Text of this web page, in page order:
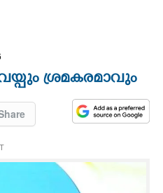
വയ്പും ശ്രമകരമാവും